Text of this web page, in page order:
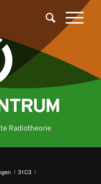
/ 31C3 /